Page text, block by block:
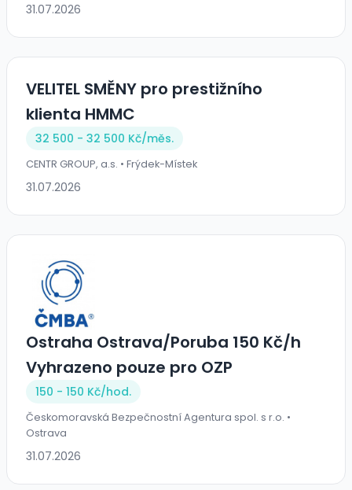
31.07.2026
VELITEL SMĚNY pro prestižního
klienta HMMC
32 500 - 32 500 Kč/měs.
CENTR GROUP, a.s. • Frýdek-Místek
31.07.2026
Ostraha Ostrava/Poruba 150 Kč/h
Vyhrazeno pouze pro OZP
150 - 150 Kč/hod.
Českomoravská Bezpečnostní Agentura spol. s r.o. •
Ostrava
31.07.2026